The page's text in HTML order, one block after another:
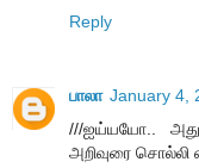
Reply
பாலா January 4,
///ஐய்யயோ..
அறிவுரை சொல்லி